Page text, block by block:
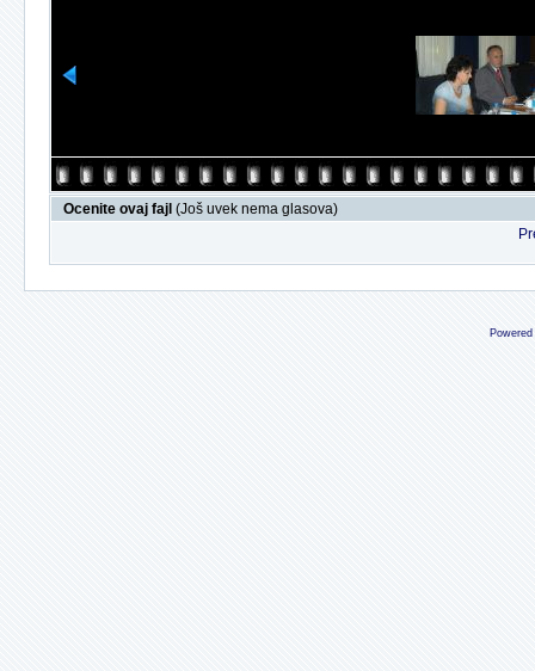
Ocenite ovaj fajl (Još uvek nema glasova)